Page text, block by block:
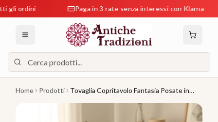
Paga in 3 rate senza interessi con Klarna
Home Prodotti
Tovaglia Copritavolo Fantasia Posate in